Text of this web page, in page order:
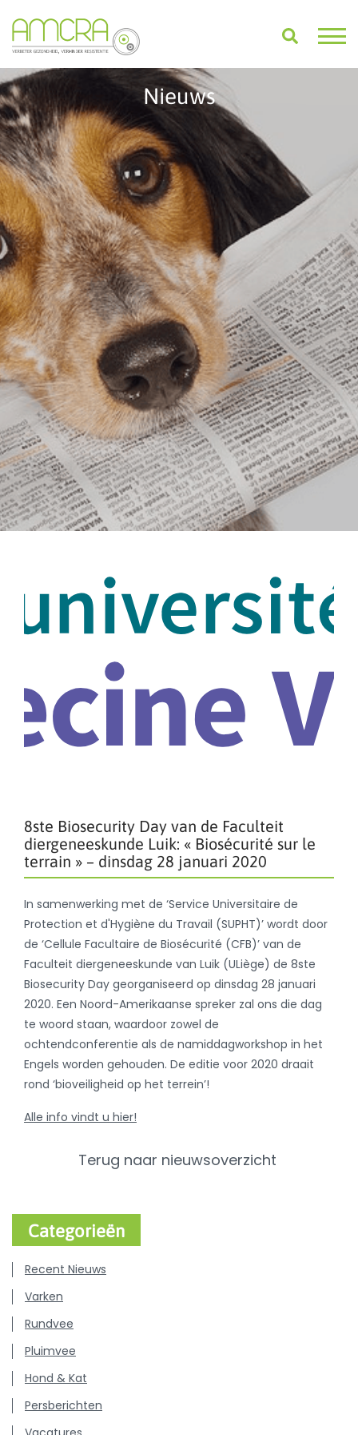
Nieuws
8ste Biosecurity Day van de Faculteit
diergeneeskunde Luik: « Biosécurité sur le
terrain » – dinsdag 28 januari 2020
In samenwerking met de ‘Service Universitaire de
Protection et d'Hygiène du Travail (SUPHT)’ wordt door
de ‘Cellule Facultaire de Biosécurité (CFB)’ van de
Faculteit diergeneeskunde van Luik (ULiège) de 8ste
Biosecurity Day georganiseerd op dinsdag 28 januari
2020. Een Noord-Amerikaanse spreker zal ons die dag
te woord staan, waardoor zowel de
ochtendconferentie als de namiddagworkshop in het
Engels worden gehouden. De editie voor 2020 draait
rond ‘bioveiligheid op het terrein’!
Alle info vindt u hier!
Terug naar nieuwsoverzicht
Categorieën
Recent Nieuws
Varken
Rundvee
Pluimvee
Hond & Kat
Persberichten